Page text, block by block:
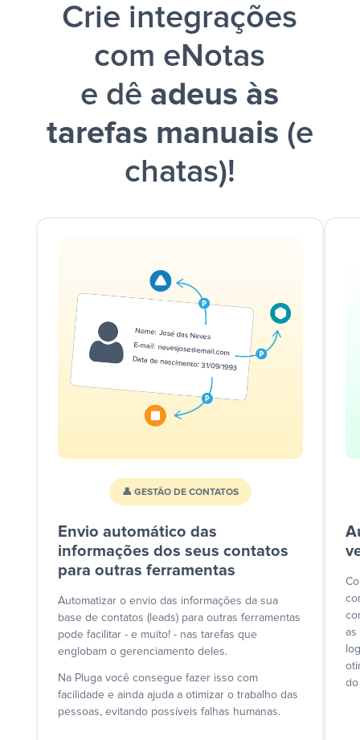
Crie integrações
com eNotas
e dê adeus às
tarefas manuais (e
chatas)!
👤 GESTÃO DE CONTATOS
Envio automático das
informações dos seus contatos
para outras ferramentas
Automatizar o envio das informações da sua
base de contatos (leads) para outras ferramentas
pode facilitar - e muito! - nas tarefas que
englobam o gerenciamento deles.
Na Pluga você consegue fazer isso com
facilidade e ainda ajuda a otimizar o trabalho das
pessoas, evitando possíveis falhas humanas.
as
do